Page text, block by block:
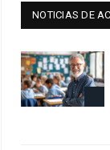
NOTICIAS DE